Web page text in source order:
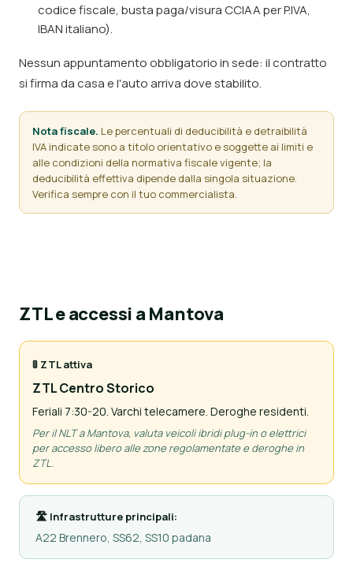
codice fiscale, busta paga/visura CCIAA per P.IVA,
IBAN italiano).
Nessun appuntamento obbligatorio in sede: il contratto
si firma da casa e l'auto arriva dove stabilito.
Nota fiscale. Le percentuali di deducibilità e detraibilità
IVA indicate sono a titolo orientativo e soggette ai limiti e
alle condizioni della normativa fiscale vigente; la
deducibilità effettiva dipende dalla singola situazione.
Verifica sempre con il tuo commercialista.
ZTL e accessi a Mantova
🚦 ZTL attiva
ZTL Centro Storico
Feriali 7:30-20. Varchi telecamere. Deroghe residenti.
Per il NLT a Mantova, valuta veicoli ibridi plug-in o elettrici
per accesso libero alle zone regolamentate e deroghe in
ZTL.
🛣 Infrastrutture principali:
A22 Brennero, SS62, SS10 padana